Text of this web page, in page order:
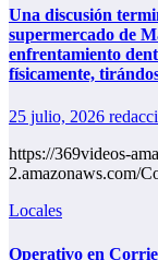
Una discusión
supermercado de
enfrentamiento
físicamente,
25 julio, 2026
https://369videos-
2.amazonaws.com/
Locales
Operativo en